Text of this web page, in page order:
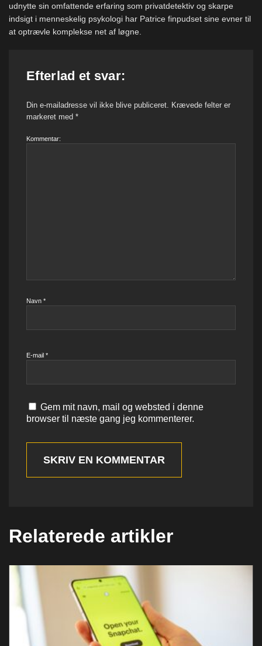
udnytte sin omfattende erfaring som privatdetektiv og skarpe
indsigt i menneskelig psykologi har Patrice finpudset sine evner til
at optrævle komplekse net af løgne.
Efterlad et svar:
Din e-mailadresse vil ikke blive publiceret. Krævede felter er
markeret med *
Kommentar:
Navn *
E-mail *
Gem mit navn, mail og websted i denne
browser til næste gang jeg kommenterer.
SKRIV EN KOMMENTAR
Relaterede artikler